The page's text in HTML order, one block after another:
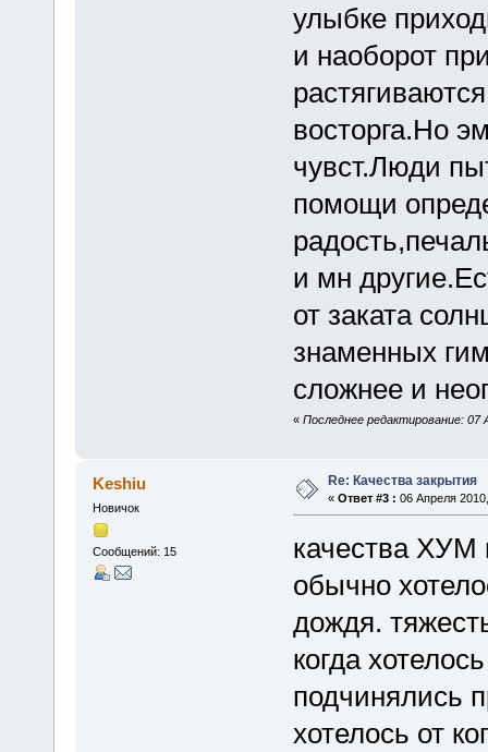
улыбке
и наоборот
восторга.Но
чувст.Люди
помощи
и мн
от заката
знаменных
сложнее и
« Последнее редактирование: 07
Keshiu
Новичок
Сообщений: 15
Re: Качества закрытия
« Ответ #3 : 06 Апреля
качества ХУМ
обычно
дождя.
когда
подчинялись
хотелось от